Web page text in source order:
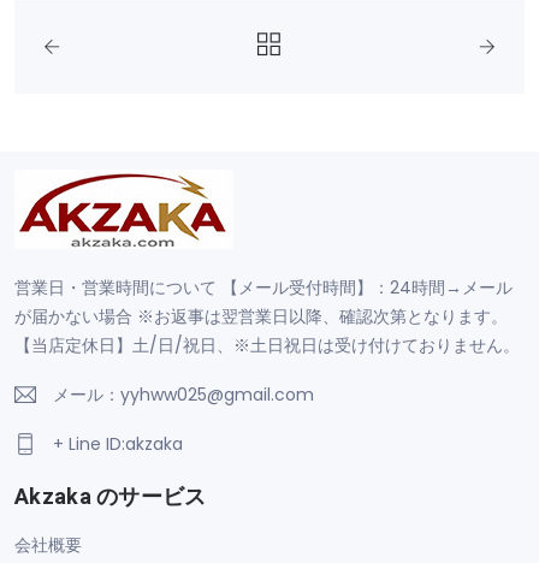
営業日・営業時間について 【メール受付時間】：24時間→メール
が届かない場合 ※お返事は翌営業日以降、確認次第となります。
【当店定休日】土/日/祝日、※土日祝日は受け付けておりません。
メール：yyhww025@gmail.com
+ Line ID:akzaka
Akzaka のサービス
会社概要